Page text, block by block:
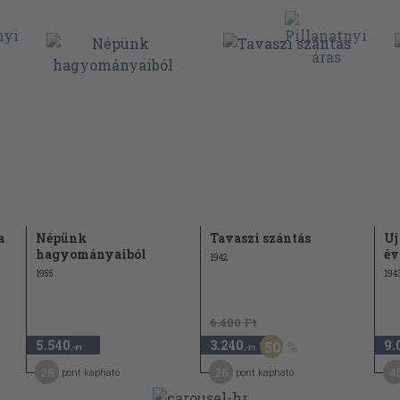
Népünk
hagyományaiból
1955
5.540 ,-Ft
pont kapható
Tavaszi szántás
1942
6.480 Ft
3.240 ,-Ft 50
pont kapható